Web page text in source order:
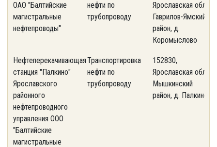
ОАО "Балтийские
магистральные
нефтепроводы"
нефти по
трубопроводу
Ярославская обл.,
Гаврилов-Ямский
район, д.
Коромыслово
Нефтеперекачивающая
станция "Палкино"
Ярославского
районного
нефтепроводного
управления ООО
"Балтийские
магистральные
Транспортировка
нефти по
трубопроводу
152830,
Ярославская обл.,
Мышкинский
район, д. Палкино